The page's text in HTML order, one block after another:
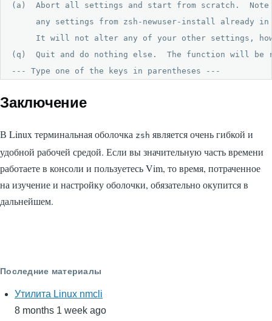
(a)  Abort all settings and start from scratch.
any settings from zsh-newuser-install already
It will not alter any of your other settings,
(q)  Quit and do nothing else.  The function will be
--- Type one of the keys in parentheses ---
Заключение
В Linux терминальная оболочка zsh является очень гибкой и
удобной рабочей средой. Если вы значительную часть времени
работаете в консоли и пользуетесь Vim, то время, потраченное
на изучение и настройку оболочки, обязательно окупится в
дальнейшем.
Последние материалы
Утилита Linux nmcli
8 months 1 week ago